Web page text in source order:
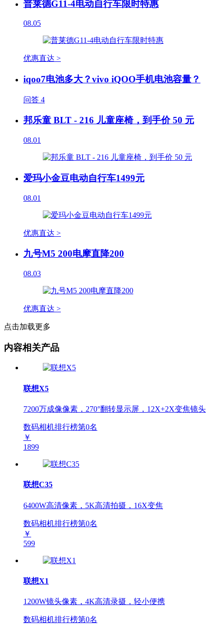
普莱德G11-4电动自行车限时特惠
08.05
优惠直达 >
iqoo7电池多大？vivo iQOO手机电池容量？
问答 4
邦乐童 BLT - 216 儿童座椅，到手价 50 元
08.01
爱玛小金豆电动自行车1499元
08.01
优惠直达 >
九号M5 200电摩直降200
08.03
优惠直达 >
点击加载更多
内容相关产品
联想X5
7200万成像像素，270°翻转显示屏，12X+2X变焦镜头
数码相机排行榜第0名
￥
1899
联想C35
6400W高清像素，5K高清拍摄，16X变焦
数码相机排行榜第0名
￥
599
联想X1
1200W镜头像素，4K高清录摄，轻小便携
数码相机排行榜第0名